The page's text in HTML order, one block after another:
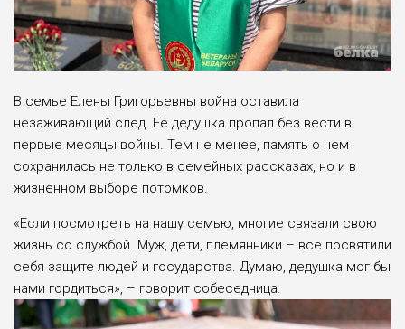
В семье Елены Григорьевны война оставила
незаживающий след. Её дедушка пропал без вести в
первые месяцы войны. Тем не менее, память о нем
сохранилась не только в семейных рассказах, но и в
жизненном выборе потомков.
«Если посмотреть на нашу семью, многие связали свою
жизнь со службой. Муж, дети, племянники – все посвятили
себя защите людей и государства. Думаю, дедушка мог бы
нами гордиться», – говорит собеседница.